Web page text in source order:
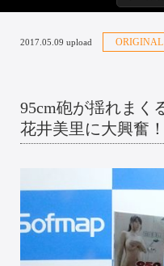
2017.05.09 upload
95cm砲が揺れまく
花井美里に大興奮！